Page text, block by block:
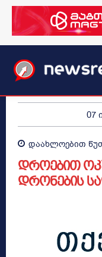
07
დაახლოებით
დროებით
დრონების